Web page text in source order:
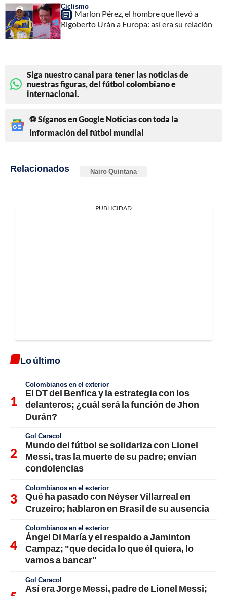
Ciclismo
Marlon Pérez, el hombre que llevó a
Rigoberto Urán a Europa: así era su relación
Siga nuestro canal para tener las noticias de
nuestras figuras, del fútbol colombiano e
internacional.
⚽ Síganos en Google Noticias con toda la
información del fútbol mundial
Relacionados Nairo Quintana
PUBLICIDAD
Lo último
Colombianos en el exterior
El DT del Benfica y la estrategia con los
delanteros; ¿cuál será la función de Jhon
Durán?
Gol Caracol
Mundo del fútbol se solidariza con Lionel
Messi, tras la muerte de su padre; envían
condolencias
Colombianos en el exterior
Qué ha pasado con Néyser Villarreal en
Cruzeiro; hablaron en Brasil de su ausencia
Colombianos en el exterior
Ángel Di María y el respaldo a Jaminton
Campaz; "que decida lo que él quiera, lo
vamos a bancar"
Gol Caracol
Así era Jorge Messi, padre de Lionel Messi;